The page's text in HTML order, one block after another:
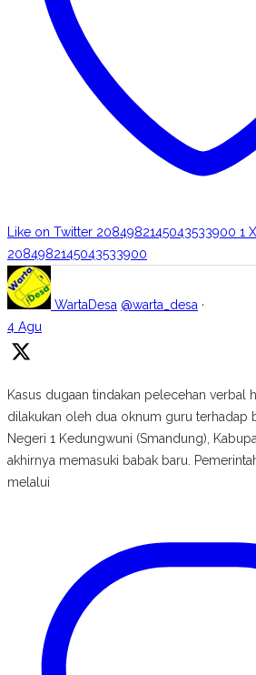
Like on Twitter 2084982145043533900 1 X
2084982145043533900
WartaDesa @warta_desa ·
4 Agu
Kasus dugaan tindakan pelecehan verbal
dilakukan oleh dua oknum guru terhadap
Negeri 1 Kedungwuni (Smandung),
akhirnya memasuki babak baru.
melalui